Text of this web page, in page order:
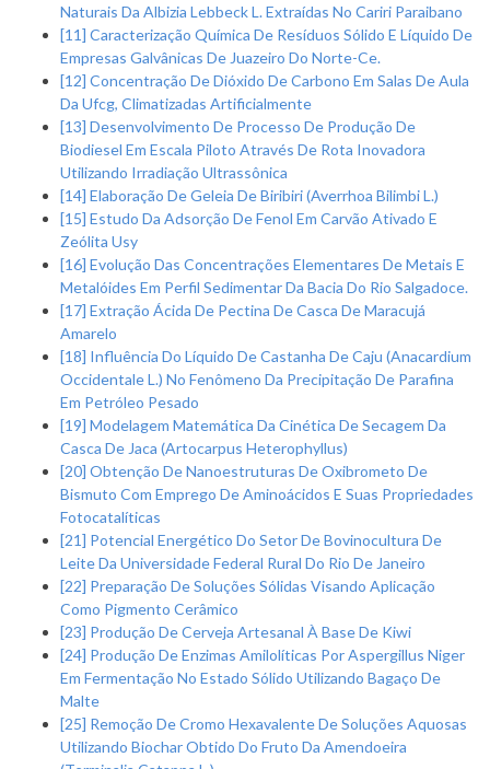
Naturais Da Albizia Lebbeck L. Extraídas No Cariri Paraibano
[11] Caracterização Química De Resíduos Sólido E Líquido De
Empresas Galvânicas De Juazeiro Do Norte-Ce.
[12] Concentração De Dióxido De Carbono Em Salas De Aula
Da Ufcg, Climatizadas Artificialmente
[13] Desenvolvimento De Processo De Produção De
Biodiesel Em Escala Piloto Através De Rota Inovadora
Utilizando Irradiação Ultrassônica
[14] Elaboração De Geleia De Biribiri (Averrhoa Bilimbi L.)
[15] Estudo Da Adsorção De Fenol Em Carvão Ativado E
Zeólita Usy
[16] Evolução Das Concentrações Elementares De Metais E
Metalóides Em Perfil Sedimentar Da Bacia Do Rio Salgadoce.
[17] Extração Ácida De Pectina De Casca De Maracujá
Amarelo
[18] Influência Do Líquido De Castanha De Caju (Anacardium
Occidentale L.) No Fenômeno Da Precipitação De Parafina
Em Petróleo Pesado
[19] Modelagem Matemática Da Cinética De Secagem Da
Casca De Jaca (Artocarpus Heterophyllus)
[20] Obtenção De Nanoestruturas De Oxibrometo De
Bismuto Com Emprego De Aminoácidos E Suas Propriedades
Fotocatalíticas
[21] Potencial Energético Do Setor De Bovinocultura De
Leite Da Universidade Federal Rural Do Rio De Janeiro
[22] Preparação De Soluções Sólidas Visando Aplicação
Como Pigmento Cerâmico
[23] Produção De Cerveja Artesanal À Base De Kiwi
[24] Produção De Enzimas Amilolíticas Por Aspergillus Niger
Em Fermentação No Estado Sólido Utilizando Bagaço De
Malte
[25] Remoção De Cromo Hexavalente De Soluções Aquosas
Utilizando Biochar Obtido Do Fruto Da Amendoeira